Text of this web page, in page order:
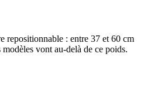
repositionnable : entre 37 et 60 cm
vont au-delà de ce poids.